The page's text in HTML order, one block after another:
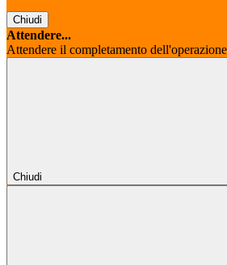
Chiudi
Attendere...
Attendere il completamento
Chiudi